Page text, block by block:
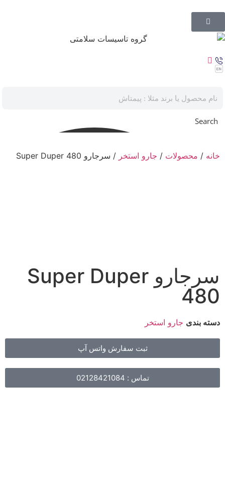
Search
خانه / محصولات / جارو استخر / سرجارو Super Duper 480
سرجارو Super Duper
480
دسته بندی جارو استخر
ثبت سفارش واتس آپ
تماس : 02128421084